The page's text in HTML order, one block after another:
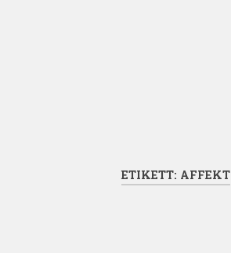
ETIKETT: AFFEKT